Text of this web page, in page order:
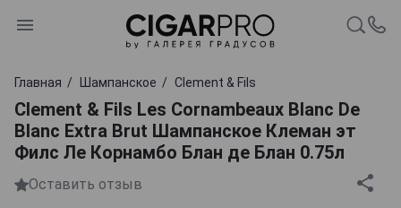
Главная Шампанское Clement & Fils
Clement & Fils Les Cornambeaux Blanc De
Blanc Extra Brut Шампанское Клеман эт
Филс Ле Корнамбо Блан де Блан 0.75л
Оставить отзыв